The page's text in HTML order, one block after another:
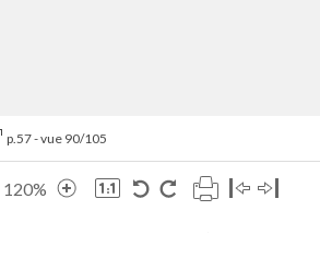
p.57 - vue 90/105
120%